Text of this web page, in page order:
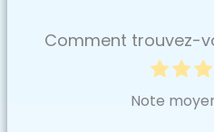
Comment trouvez-
Note